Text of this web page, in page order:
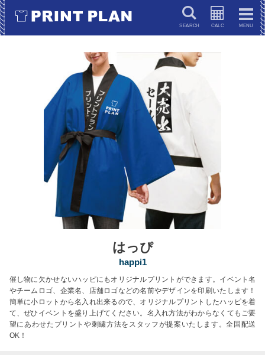
はっぴ
happi1
催し物に欠かせないハッピにもオリジナルプリントができます。イベント名
やチームロゴ、企業名、店舗ロゴなどの名前やデザインを印刷いたします！
簡単に小ロットから名入れ出来るので、オリジナルプリントしたハッピを着
て、ぜひイベントを盛り上げてください。名入れ方法がわからなくてもご要
望にあわせたプリントや刺繍方法をスタッフが提案いたします。全国配送
OK！